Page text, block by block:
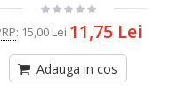
: 15,00 Lei 11,75 Lei
Adauga in cos